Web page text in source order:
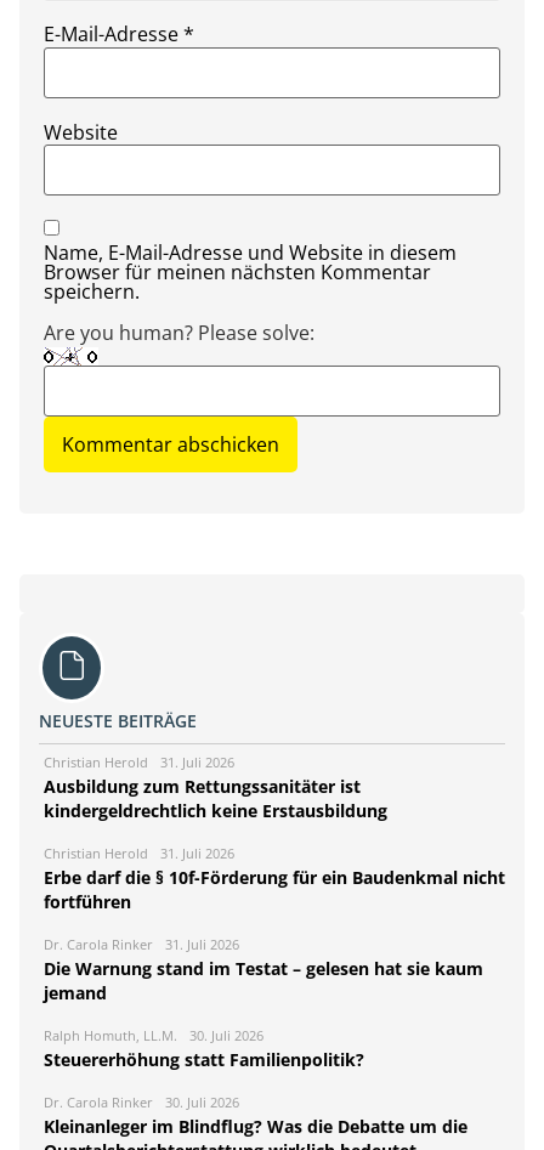
E-Mail-Adresse*
Website
Name, E-Mail-Adresse und Website in diesem
Browser für meinen nächsten Kommentar
speichern.
Are you human? Please solve:
NEUESTE BEITRÄGE
Christian Herold 31. Juli 2026
Ausbildung zum Rettungssanitäter ist
kindergeldrechtlich keine Erstausbildung
Christian Herold 31. Juli 2026
Erbe darf die § 10f-Förderung für ein Baudenkmal nicht
fortführen
Dr. Carola Rinker 31. Juli 2026
Die Warnung stand im Testat – gelesen hat sie kaum
jemand
Ralph Homuth, LL.M. 30. Juli 2026
Steuererhöhung statt Familienpolitik?
Dr. Carola Rinker 30. Juli 2026
Kleinanleger im Blindflug? Was die Debatte um die